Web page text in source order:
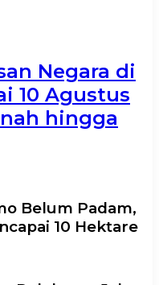
Negara di
10 Agustus
hingga
Belum Padam,
10 Hektare